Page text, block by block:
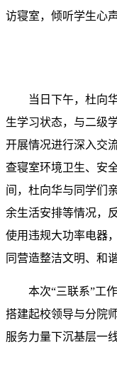
访寝室，倾听学生心声
当日下午，杜向
生学习状态，与二级
开展情况进行深入交
查寝室环境卫生、安
间，杜向华与同学们
余生活安排等情况，
使用违规大功率电器
同营造整洁文明、和
本次“三联系”工
搭建起校领导与分院
服务力量下沉基层一